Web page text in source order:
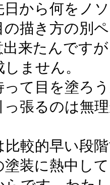
日から何をノ
描き方の別
来たんです
ません。
って目を塗ろ
っ張るのは無
比較的早い段
塗装に熱中し